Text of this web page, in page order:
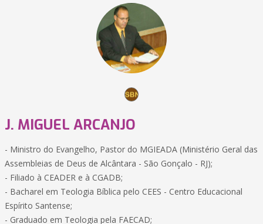
J. MIGUEL ARCANJO
- Ministro do Evangelho, Pastor do MGIEADA (Ministério Geral das
Assembleias de Deus de Alcântara - São Gonçalo - RJ);
- Filiado à CEADER e à CGADB;
- Bacharel em Teologia Bíblica pelo CEES - Centro Educacional
Espírito Santense;
- Graduado em Teologia pela FAECAD;